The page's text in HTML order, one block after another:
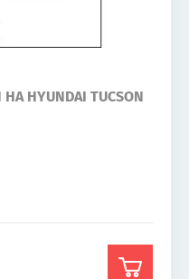
HYUNDAI TUCSON